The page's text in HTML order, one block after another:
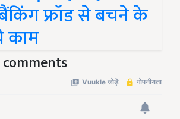
फ्रॉड से बचने के
काम